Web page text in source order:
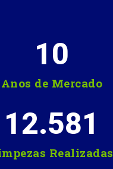
Anos de Mercado
10
Realizadas
12.581